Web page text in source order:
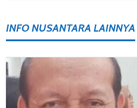
INFO NUSANTARA LAINNYA